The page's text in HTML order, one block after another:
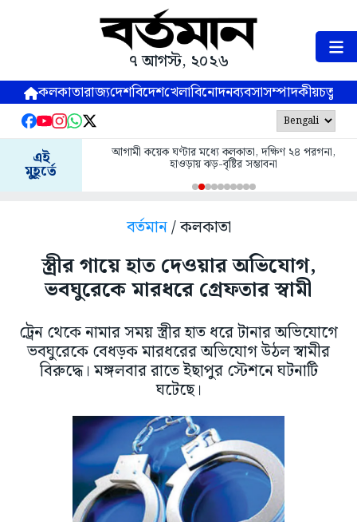
৭ আগস্ট, ২০২৬
কলকাতারাজ্যদেশবিদেশখেলাবিনোদনব্যবসাসম্পাদকীয়
এই
মুহূর্তে
আগামী কয়েক ঘণ্টার মধ্যে কলকাতা, দক্ষিণ ২৪ পরগনা,
হাওড়ায় ঝড়-বৃষ্টির সম্ভাবনা
বর্তমান/ কলকাতা
স্ত্রীর গায়ে হাত দেওয়ার অভিযোগ,
ভবঘুরেকে মারধরে গ্রেফতার স্বামী
ট্রেন থেকে নামার সময় স্ত্রীর হাত ধরে টানার অভিযোগে
ভবঘুরেকে বেধড়ক মারধরের অভিযোগ উঠল স্বামীর
বিরুদ্ধে। মঙ্গলবার রাতে ইছাপুর স্টেশনে ঘটনাটি
ঘটেছে।